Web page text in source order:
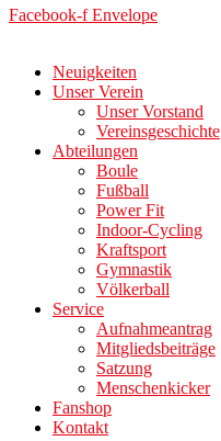
Facebook-f Envelope
Neuigkeiten
Unser Verein
Unser Vorstand
Vereinsgeschichte
Abteilungen
Boule
Fußball
Power Fit
Indoor-Cycling
Kraftsport
Gymnastik
Völkerball
Service
Aufnahmeantrag
Mitgliedsbeiträge
Satzung
Menschenkicker
Fanshop
Kontakt